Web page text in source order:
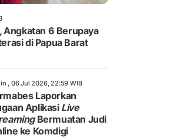
Angkatan 6 Berupaya
di Papua Barat
, 06 Jul 2026, 22:59 WIB
Laporkan
AplikasiLive
Bermuatan Judi
ke Komdigi